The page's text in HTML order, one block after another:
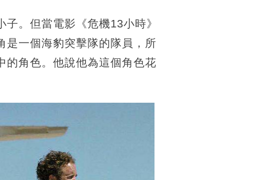
。但當電影《危機13小時》
是一個海豹突擊隊的隊員，所
的角色。他說他為這個角色花